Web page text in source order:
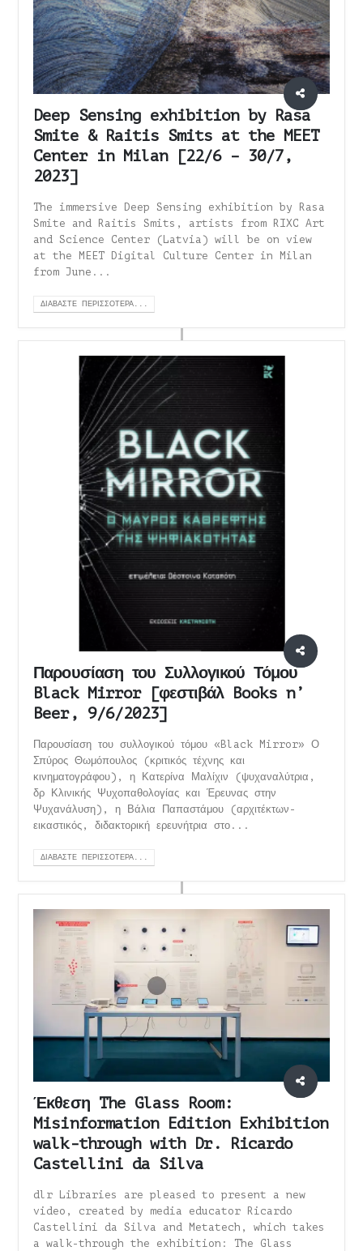
Deep Sensing exhibition by Rasa
Smite & Raitis Smits at the MEET
Center in Milan [22/6 – 30/7,
2023]
The immersive Deep Sensing exhibition by Rasa
Smite and Raitis Smits, artists from RIXC Art
and Science Center (Latvia) will be on view
at the MEET Digital Culture Center in Milan
from June...
ΔΙΑΒΆΣΤΕ ΠΕΡΙΣΣΌΤΕΡΑ...
Παρουσίαση του Συλλογικού Τόμου
Black Mirror [φεστιβάλ Books n’
Beer, 9/6/2023]
Παρουσίαση του συλλογικού τόμου «Black Mirror» Ο
Σπύρος Θωμόπουλος (κριτικός τέχνης και
κινηματογράφου), η Κατερίνα Μαλίχιν (ψυχαναλύτρια,
δρ Κλινικής Ψυχοπαθολογίας και Έρευνας στην
Ψυχανάλυση), η Βάλια Παπαστάμου (αρχιτέκτων-
εικαστικός, διδακτορική ερευνήτρια στο...
ΔΙΑΒΆΣΤΕ ΠΕΡΙΣΣΌΤΕΡΑ...
Έκθεση The Glass Room:
Misinformation Edition Exhibition
walk-through with Dr. Ricardo
Castellini da Silva
dlr Libraries are pleased to present a new
video, created by media educator Ricardo
Castellini da Silva and Metatech, which takes
a walk-through the exhibition: The Glass